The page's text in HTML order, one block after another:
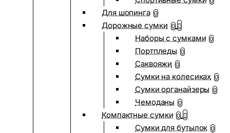
Для шопинга 0
Дорожные сумки 0
Наборы с сумками 0
Портпледы 0
Саквояжи 0
Сумки на колесиках 0
Сумки органайзеры 0
Чемоданы 0
Компактные сумки 0
Сумки для бутылок 0